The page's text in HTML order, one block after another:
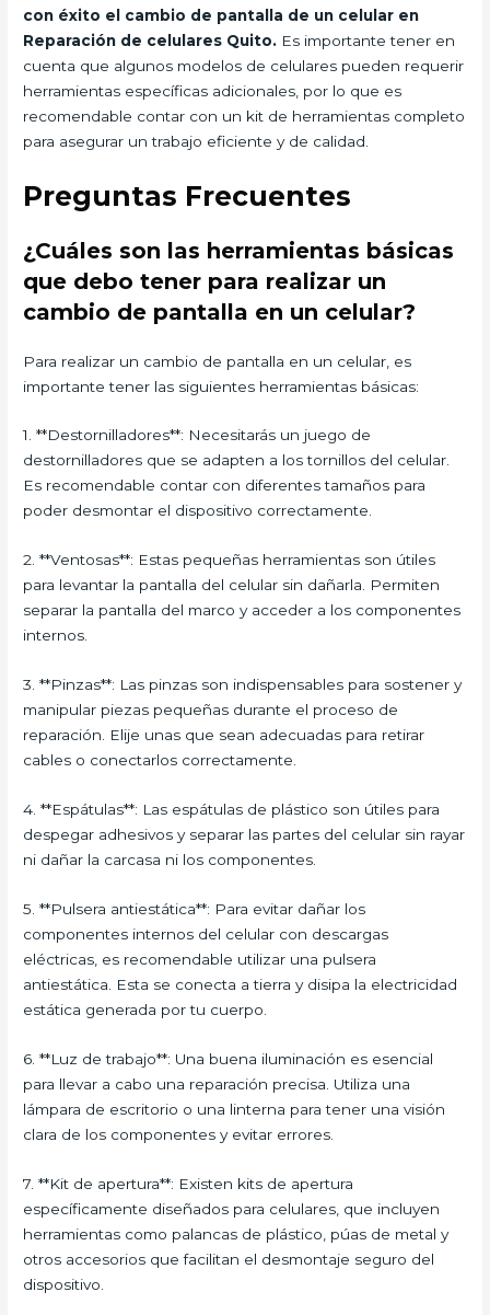
con éxito el cambio de pantalla de un celular en
Reparación de celulares Quito. Es importante tener en
cuenta que algunos modelos de celulares pueden requerir
herramientas específicas adicionales, por lo que es
recomendable contar con un kit de herramientas completo
para asegurar un trabajo eficiente y de calidad.
Preguntas Frecuentes
¿Cuáles son las herramientas básicas
que debo tener para realizar un
cambio de pantalla en un celular?
Para realizar un cambio de pantalla en un celular, es
importante tener las siguientes herramientas básicas:
1. **Destornilladores**: Necesitarás un juego de
destornilladores que se adapten a los tornillos del celular.
Es recomendable contar con diferentes tamaños para
poder desmontar el dispositivo correctamente.
2. **Ventosas**: Estas pequeñas herramientas son útiles
para levantar la pantalla del celular sin dañarla. Permiten
separar la pantalla del marco y acceder a los componentes
internos.
3. **Pinzas**: Las pinzas son indispensables para sostener y
manipular piezas pequeñas durante el proceso de
reparación. Elije unas que sean adecuadas para retirar
cables o conectarlos correctamente.
4. **Espátulas**: Las espátulas de plástico son útiles para
despegar adhesivos y separar las partes del celular sin rayar
ni dañar la carcasa ni los componentes.
5. **Pulsera antiestática**: Para evitar dañar los
componentes internos del celular con descargas
eléctricas, es recomendable utilizar una pulsera
antiestática. Esta se conecta a tierra y disipa la electricidad
estática generada por tu cuerpo.
6. **Luz de trabajo**: Una buena iluminación es esencial
para llevar a cabo una reparación precisa. Utiliza una
lámpara de escritorio o una linterna para tener una visión
clara de los componentes y evitar errores.
7. **Kit de apertura**: Existen kits de apertura
específicamente diseñados para celulares, que incluyen
herramientas como palancas de plástico, púas de metal y
otros accesorios que facilitan el desmontaje seguro del
dispositivo.